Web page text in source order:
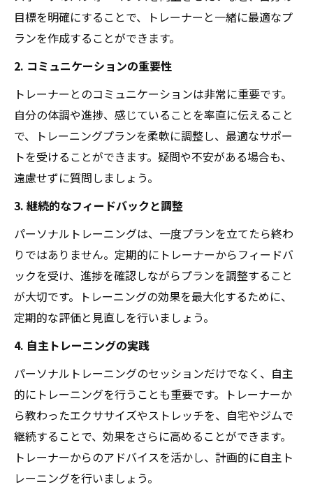
目標を明確にすることで、トレーナーと一緒に最適なプ
ランを作成することができます。
2. コミュニケーションの重要性
トレーナーとのコミュニケーションは非常に重要です。
自分の体調や進捗、感じていることを率直に伝えること
で、トレーニングプランを柔軟に調整し、最適なサポー
トを受けることができます。疑問や不安がある場合も、
遠慮せずに質問しましょう。
3. 継続的なフィードバックと調整
パーソナルトレーニングは、一度プランを立てたら終わ
りではありません。定期的にトレーナーからフィードバ
ックを受け、進捗を確認しながらプランを調整すること
が大切です。トレーニングの効果を最大化するために、
定期的な評価と見直しを行いましょう。
4. 自主トレーニングの実践
パーソナルトレーニングのセッションだけでなく、自主
的にトレーニングを行うことも重要です。トレーナーか
ら教わったエクササイズやストレッチを、自宅やジムで
継続することで、効果をさらに高めることができます。
トレーナーからのアドバイスを活かし、計画的に自主ト
レーニングを行いましょう。